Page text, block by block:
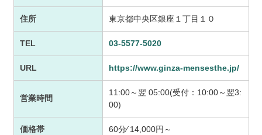
住所 東京都中央区銀座１丁目１０
TEL 03-5577-5020
URL https://www.ginza-mensesthe.jp/
営業時間
11:00～翌 05:00(受付：10:00～翌3:
00)
価格帯 60分⁄ 14,000円～